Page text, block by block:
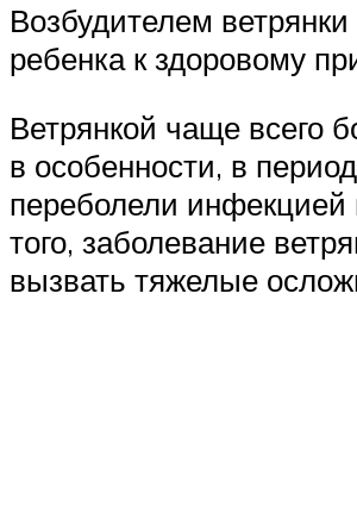
Возбудителем
ребенка к здоровому
Ветрянкой чаще всего
в особенности, в
переболели инфекцией
того, заболевание
вызвать тяжелые